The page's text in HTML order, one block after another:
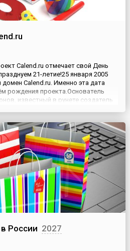
Calend.ru отмечает свой День
21-летие!25 января 2005
Calend.ru. Именно эта дата
рождения проекта.Основатель
известный в рунете создатель
России 2027